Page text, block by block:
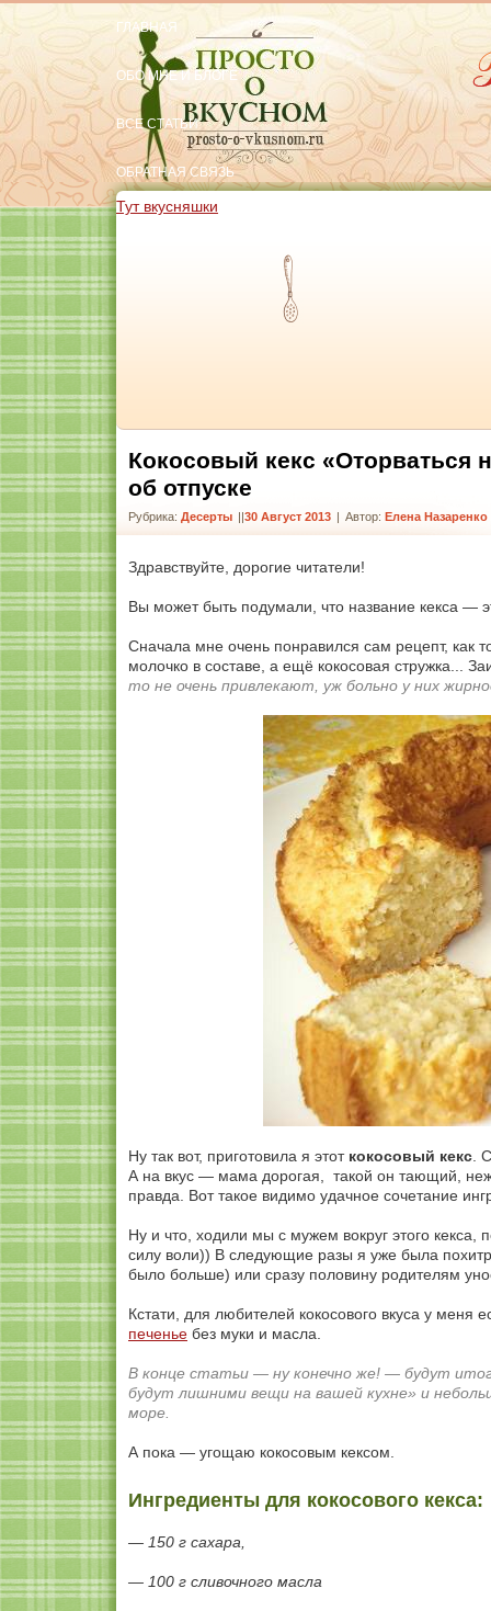
ГЛАВНАЯ
ОБО МНЕ И БЛОГЕ
ВСЕ СТАТЬИ
ОБРАТНАЯ СВЯЗЬ
Тут вкусняшки
Кокосовый кекс «Оторваться
об отпуске
Рубрика: Десерты | 30 Август 2013 | Автор: Елена Назаренко
Здравствуйте, дорогие читатели!
Вы может быть подумали, что название кекса —
Сначала мне очень понравился сам рецепт, как
молочко в составе, а ещё кокосовая стружка...
то не очень привлекают, уж больно у них
Ну так вот, приготовила я этот кокосовый кекс .
А на вкус — мама дорогая, такой он тающий,
правда. Вот такое видимо удачное сочетание
Ну и что, ходили мы с мужем вокруг этого
силу воли)) В следующие разы я уже была
было больше) или сразу половину родителям
Кстати, для любителей кокосового вкуса у
печенье без муки и масла.
В конце статьи — ну конечно же! — будут
будут лишними вещи на вашей кухне» и
море.
А пока — угощаю кокосовым кексом.
Ингредиенты для кокосового кекса:
— 150 г сахара,
— 100 г сливочного масла